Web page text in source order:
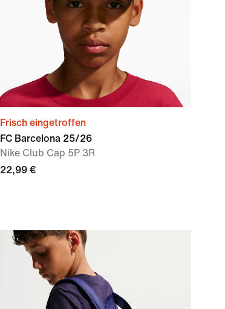
Frisch eingetroffen
FC Barcelona 25/26
Nike Club Cap 5P 3R
22,99 €